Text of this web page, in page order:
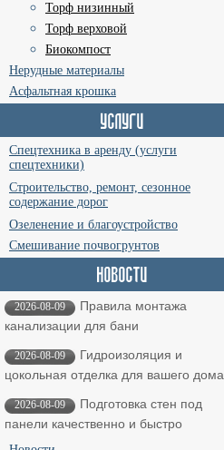
Торф низинный
Торф верховой
Биокомпост
Нерудные материалы
Асфальтная крошка
Спецтехника в аренду (услуги
спецтехники)
Строительство, ремонт, сезонное
содержание дорог
Озеленение и благоустройство
Смешивание почвогрунтов
2026-08-09
Правила монтажа
канализации для бани
2026-08-09
Гидроизоляция и
цокольная отделка для вашего дома
2026-08-09
Подготовка стен под
панели качественно и быстро